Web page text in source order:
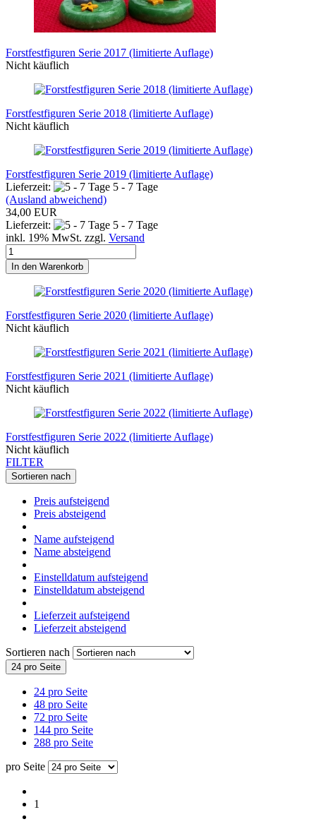
Forstfestfiguren Serie 2017 (limitierte Auflage)
Nicht käuflich
Forstfestfiguren Serie 2018 (limitierte Auflage)
Nicht käuflich
Forstfestfiguren Serie 2019 (limitierte Auflage)
Lieferzeit:
5 - 7 Tage
(Ausland abweichend)
34,00 EUR
Lieferzeit:
5 - 7 Tage
inkl. 19% MwSt. zzgl. Versand
In den Warenkorb
Forstfestfiguren Serie 2020 (limitierte Auflage)
Nicht käuflich
Forstfestfiguren Serie 2021 (limitierte Auflage)
Nicht käuflich
Forstfestfiguren Serie 2022 (limitierte Auflage)
Nicht käuflich
FILTER
Sortieren nach
Preis aufsteigend
Preis absteigend
Name aufsteigend
Name absteigend
Einstelldatum aufsteigend
Einstelldatum absteigend
Lieferzeit aufsteigend
Lieferzeit absteigend
Sortieren nach
24 pro Seite
24 pro Seite
48 pro Seite
72 pro Seite
144 pro Seite
288 pro Seite
pro Seite
1